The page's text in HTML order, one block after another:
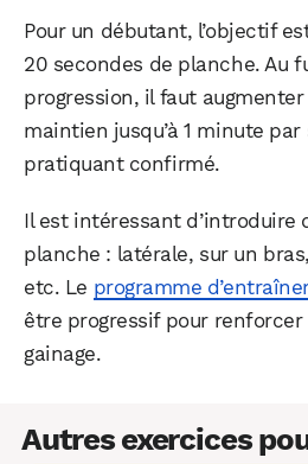
Pour un débutant, l’objectif
20 secondes de planche. Au
progression, il faut
maintien jusqu’à 1 minute
pratiquant confirmé.
Il est intéressant d’introduire
planche : latérale, sur un
etc. Le programme
être progressif pour renforcer
gainage.
Autres exercices